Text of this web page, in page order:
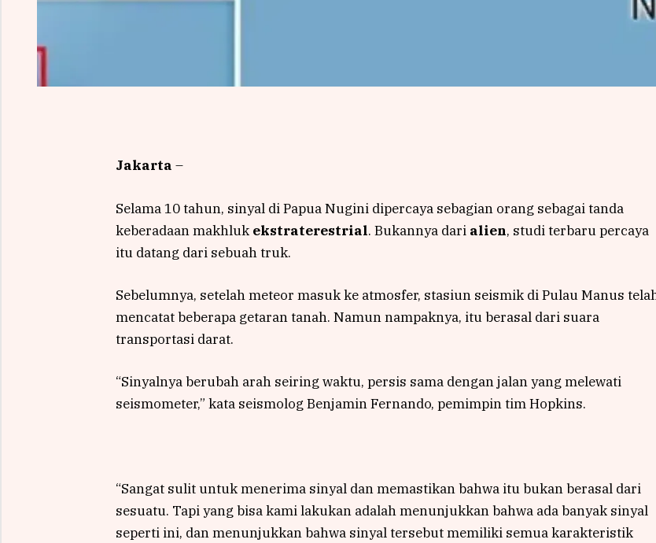
Jakarta –
Selama 10 tahun, sinyal di Papua Nugini dipercaya sebagian orang sebagai tanda
keberadaan makhluk ekstraterestrial. Bukannya dari alien, studi terbaru percaya
itu datang dari sebuah truk.
Sebelumnya, setelah meteor masuk ke atmosfer, stasiun seismik di Pulau Manus
mencatat beberapa getaran tanah. Namun nampaknya, itu berasal dari suara
transportasi darat.
“Sinyalnya berubah arah seiring waktu, persis sama dengan jalan yang melewati
seismometer,” kata seismolog Benjamin Fernando, pemimpin tim Hopkins.
“Sangat sulit untuk menerima sinyal dan memastikan bahwa itu bukan berasal dari
sesuatu. Tapi yang bisa kami lakukan adalah menunjukkan bahwa ada banyak sinyal
seperti ini, dan menunjukkan bahwa sinyal tersebut memiliki semua karakteristik